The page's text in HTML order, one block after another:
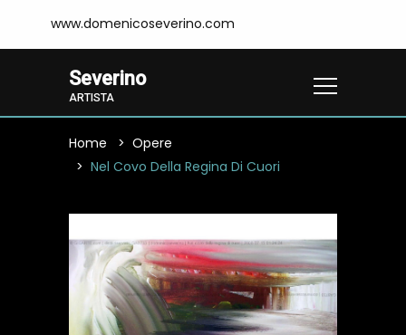
www.domenicoseverino.com
Severino
ARTISTA
Home
Opere
Nel Covo Della Regina Di Cuori